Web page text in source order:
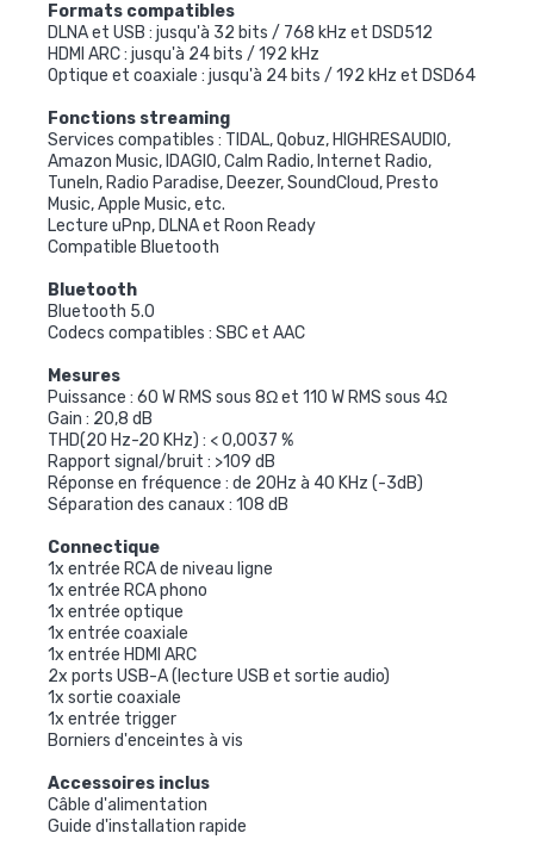
Formats compatibles
DLNA et USB : jusqu'à 32 bits / 768 kHz et DSD512
HDMI ARC : jusqu'à 24 bits / 192 kHz
Optique et coaxiale : jusqu'à 24 bits / 192 kHz et DSD64
Fonctions streaming
Services compatibles : TIDAL, Qobuz, HIGHRESAUDIO,
Amazon Music, IDAGIO, Calm Radio, Internet Radio,
TuneIn, Radio Paradise, Deezer, SoundCloud, Presto
Music, Apple Music, etc.
Lecture uPnp, DLNA et Roon Ready
Compatible Bluetooth
Bluetooth
Bluetooth 5.0
Codecs compatibles : SBC et AAC
Mesures
Puissance : 60 W RMS sous 8Ω et 110 W RMS sous 4Ω
Gain : 20,8 dB
THD(20 Hz-20 KHz) : < 0,0037 %
Rapport signal/bruit : >109 dB
Réponse en fréquence : de 20Hz à 40 KHz (-3dB)
Séparation des canaux : 108 dB
Connectique
1x entrée RCA de niveau ligne
1x entrée RCA phono
1x entrée optique
1x entrée coaxiale
1x entrée HDMI ARC
2x ports USB-A (lecture USB et sortie audio)
1x sortie coaxiale
1x entrée trigger
Borniers d'enceintes à vis
Accessoires inclus
Câble d'alimentation
Guide d'installation rapide